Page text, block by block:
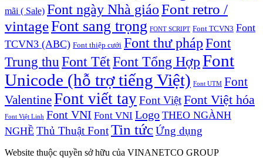
mãi ( Sale) Font ngày Nhà giáoFont retro /
vintageFont sang trọng FONT SCRIPT Font TCVN3 Font
TCVN3 (ABC) Font thiệp cưới Font thư pháp Font
Trung thu Font TếtFont Tổng HợpFont
Unicode (hỗ trợ tiếng Việt) Font UTM Font
ValentineFont viết tayFont ViệtFont Việt hóa
Font Việt Linh Font VNI Font VNI Logo THEO NGÀNH
NGHỀ Thủ Thuật FontTin tứcỨng dụng
Website thuộc quyền sở hữu của VINANETCO GROUP